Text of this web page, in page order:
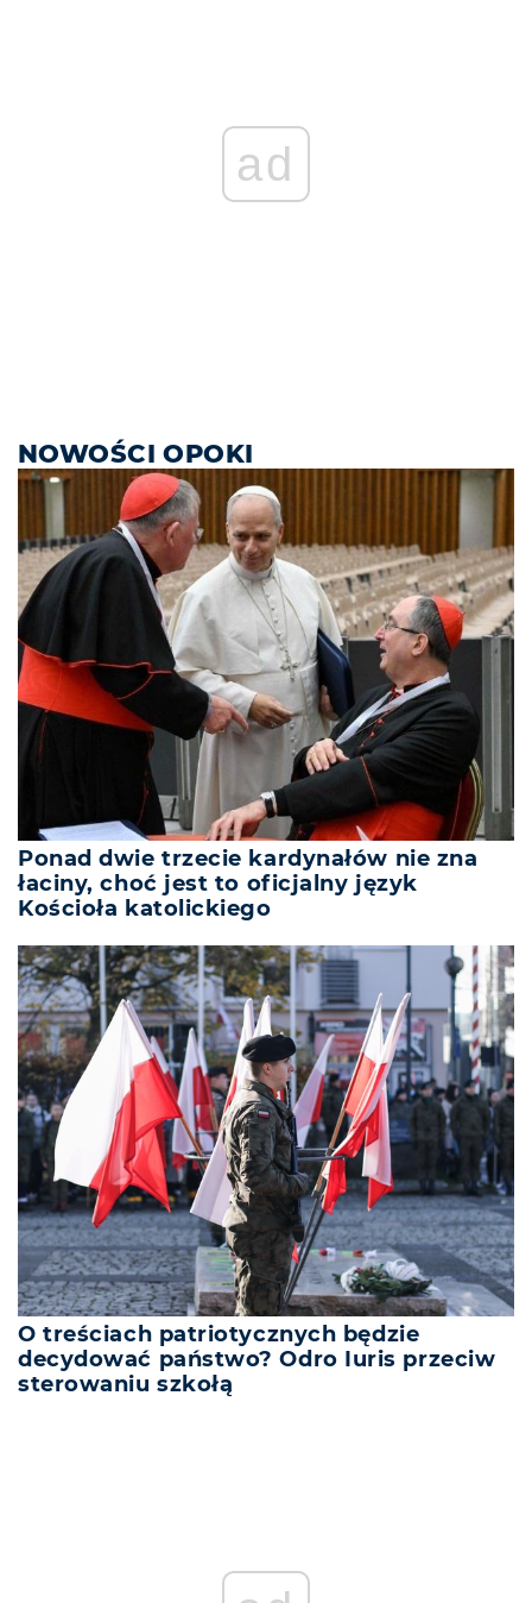
ad
NOWOŚCI OPOKI
Ponad dwie trzecie kardynałów nie zna
łaciny, choć jest to oficjalny język
Kościoła katolickiego
O treściach patriotycznych będzie
decydować państwo? Odro Iuris przeciw
sterowaniu szkołą